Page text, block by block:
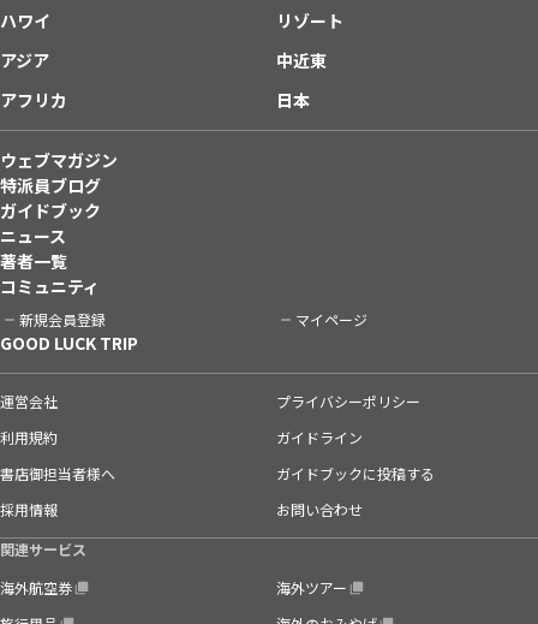
ハワイ
リゾート
アジア
中近東
アフリカ
日本
ウェブマガジン
特派員ブログ
ガイドブック
ニュース
著者一覧
コミュニティ
新規会員登録 マイページ
GOOD LUCK TRIP
運営会社
プライバシーポリシー
利用規約
ガイドライン
書店御担当者様へ
ガイドブックに投稿する
採用情報
お問い合わせ
関連サービス
海外航空券
海外ツアー